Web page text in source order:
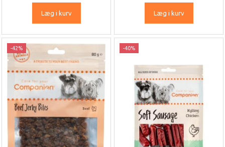
Læg i kurv Læg i kurv
-42% -40%